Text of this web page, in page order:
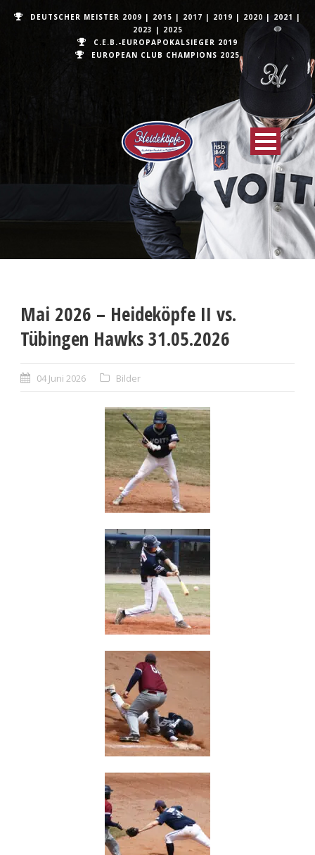
DEUTSCHER MEISTER 2009 | 2015 | 2017 | 2019 | 2020 | 2021 |
2023 | 2025
C.E.B.-EUROPAPOKALSIEGER 2019
EUROPEAN CLUB CHAMPIONS 2025
Mai 2026 – Heideköpfe II vs.
Tübingen Hawks 31.05.2026
04 Juni 2026 Bilder